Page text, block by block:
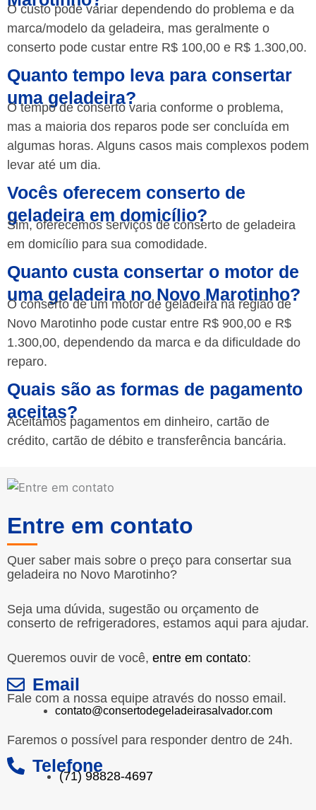
O custo pode variar dependendo do problema e da
marca/modelo da geladeira, mas geralmente o
conserto pode custar entre R$ 100,00 e R$ 1.300,00.
Quanto tempo leva para consertar
uma geladeira?
O tempo de conserto varia conforme o problema,
mas a maioria dos reparos pode ser concluída em
algumas horas. Alguns casos mais complexos podem
levar até um dia.
Vocês oferecem conserto de
geladeira em domicílio?
Sim, oferecemos serviços de conserto de geladeira
em domicílio para sua comodidade.
Quanto custa consertar o motor de
uma geladeira no Novo Marotinho?
O conserto de um motor de geladeira na região de
Novo Marotinho pode custar entre R$ 900,00 e R$
1.300,00, dependendo da marca e da dificuldade do
reparo.
Quais são as formas de pagamento
aceitas?
Aceitamos pagamentos em dinheiro, cartão de
crédito, cartão de débito e transferência bancária.
Entre em contato
Quer saber mais sobre o preço para consertar sua
geladeira no Novo Marotinho?
Seja uma dúvida, sugestão ou orçamento de
conserto de refrigeradores, estamos aqui para ajudar.
Queremos ouvir de você, entre em contato:
Email
Fale com a nossa equipe através do nosso email.
contato@consertodegeladeirasalvador.com
Faremos o possível para responder dentro de 24h.
Telefone
(71) 98828-4697